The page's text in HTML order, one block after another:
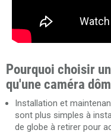
Pourquoi choisir
qu'une caméra
Installation et
sont plus simples à
de globe à retirer pour